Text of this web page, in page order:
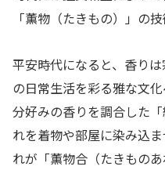
「薫物（たきもの）」の
平安時代になると、香り
の日常生活を彩る雅な文
分好みの香りを調合した
れを着物や部屋に染み込
れが「薫物合（たきもの